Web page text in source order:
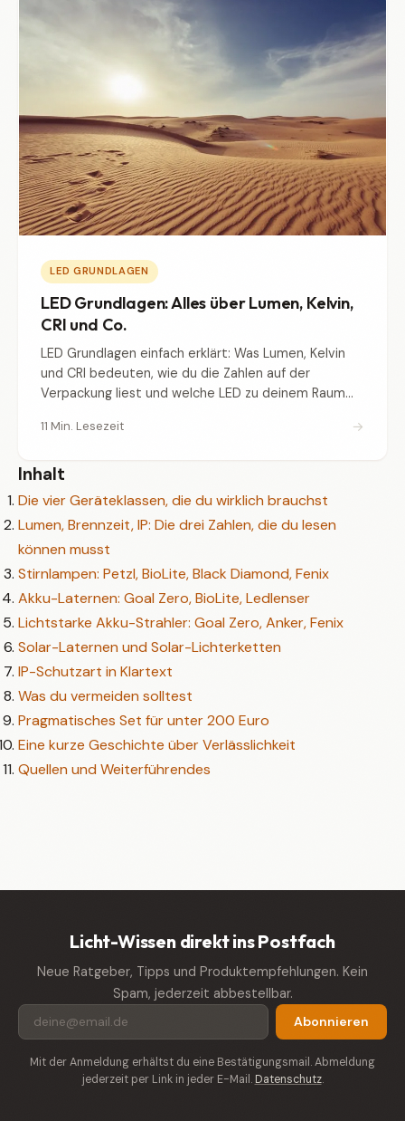
LED GRUNDLAGEN
LED Grundlagen: Alles über Lumen, Kelvin,
CRI und Co.
LED Grundlagen einfach erklärt: Was Lumen, Kelvin
und CRI bedeuten, wie du die Zahlen auf der
Verpackung liest und welche LED zu deinem Raum
11 Min. Lesezeit →
Inhalt
Die vier Geräteklassen, die du wirklich brauchst
Lumen, Brennzeit, IP: Die drei Zahlen, die du lesen
können musst
Stirnlampen: Petzl, BioLite, Black Diamond, Fenix
Akku-Laternen: Goal Zero, BioLite, Ledlenser
Lichtstarke Akku-Strahler: Goal Zero, Anker, Fenix
Solar-Laternen und Solar-Lichterketten
IP-Schutzart in Klartext
Was du vermeiden solltest
Pragmatisches Set für unter 200 Euro
Eine kurze Geschichte über Verlässlichkeit
Quellen und Weiterführendes
Licht-Wissen direkt ins Postfach
Neue Ratgeber, Tipps und Produktempfehlungen. Kein
Spam, jederzeit abbestellbar.
Abonnieren
Mit der Anmeldung erhältst du eine Bestätigungsmail. Abmeldung
jederzeit per Link in jeder E-Mail. Datenschutz.